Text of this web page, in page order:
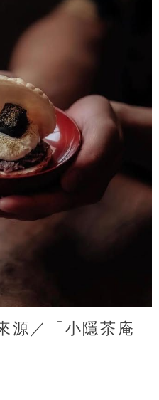
／「小隱茶庵」